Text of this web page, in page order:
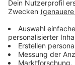
Stefanie und
haben.
Anzeige